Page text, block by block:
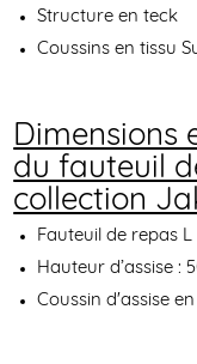
Structure en teck
Coussins en tissu
Dimensions
du fauteuil
collection
Fauteuil de repas
Hauteur d’assise :
Coussin d'assise